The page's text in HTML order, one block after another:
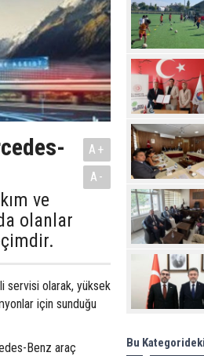
ve
olanlar
A+
A-
servisi olarak, yüksek
için sunduğu
Benz araç
Projesi"
Bu